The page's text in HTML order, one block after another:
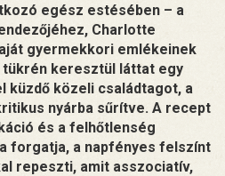
egész estésében – a
Charlotte
gyermekkori emlékeinek
keresztül láttat egy
küzdő közeli családtagot, a
nyárba sűrítve. A recept
és a felhőtlenség
forgatja, a napfényes felszínt
repeszti, amit asszociatív,